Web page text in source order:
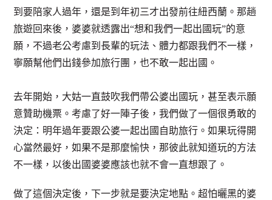
到要陪家人過年，還是到年初三才出發前往紐西蘭。那趟
旅遊回來後，婆婆就透露出“想和我們一起出國玩”的意
願，不過老公考慮到長輩的玩法、體力都跟我們不一樣，
寧願幫他們出錢參加旅行團，也不敢一起出國。
去年開始，大姑一直鼓吹我們帶公婆出國玩，甚至表示願
意贊助機票。考慮了好一陣子後，我們做了一個很勇敢的
決定：明年過年要跟公婆一起出國自助旅行。如果玩得開
心當然最好，如果不是那麼愉快，那彼此就知道玩的方法
不一樣，以後出國婆婆應該也就不會一直想跟了。
做了這個決定後，下一步就是要決定地點。超怕曬黑的婆